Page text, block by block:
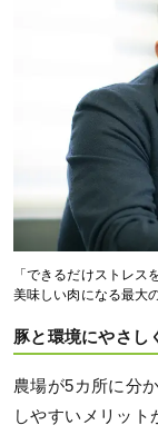
「できるだけストレス
美味しい肉になる最大
豚と環境にやさし
農場が5カ所に分
しやすいメリッ